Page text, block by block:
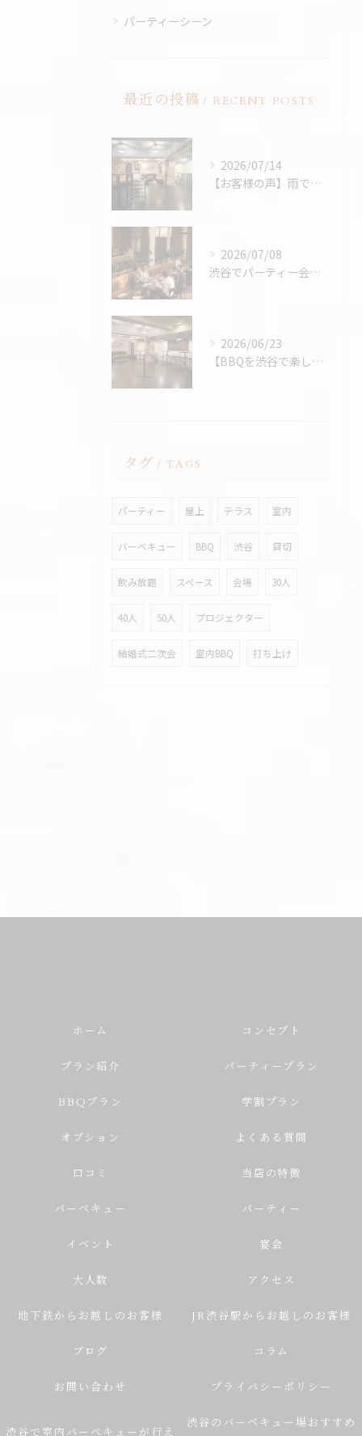
パーティーシーン
最近の投稿 RECENT POSTS
2026/07/14
【お客様の声】雨でも最高のBBQに。「外より楽しかった！」と嬉しいお声をいただきました
2026/07/08
渋谷でパーティー会場を探すコツ完全版｜パーティープランナー歴24年の筆者が解説
2026/06/23
【BBQを渋谷で楽しむなら、熱中症対策万全の室内BBQ！貸切...
タグ TAGS
パーティー 屋上 テラス 室内
バーベキュー BBQ 渋谷 貸切
飲み放題 スペース 会場 30人
40人 50人 プロジェクター
結婚式二次会 室内BBQ 打ち上げ
ホーム コンセプト
プラン紹介 パーティープラン
BBQプラン 学割プラン
オプション よくある質問
口コミ 当店の特徴
バーベキュー パーティー
イベント 宴会
大人数 アクセス
地下鉄からお越しのお客様 JR渋谷駅からお越しのお客様
ブログ コラム
お問い合わせ プライバシーポリシー
渋谷で室内バーベキューが行え
渋谷のバーベキュー場おすすめ